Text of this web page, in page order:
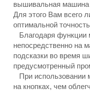
вышивальная машина
Для этого Вам всего
оптимальной
Благодаря функции
непосредственно на
подсказки во время
предусмотренный
При использовании
на кнопках, чем